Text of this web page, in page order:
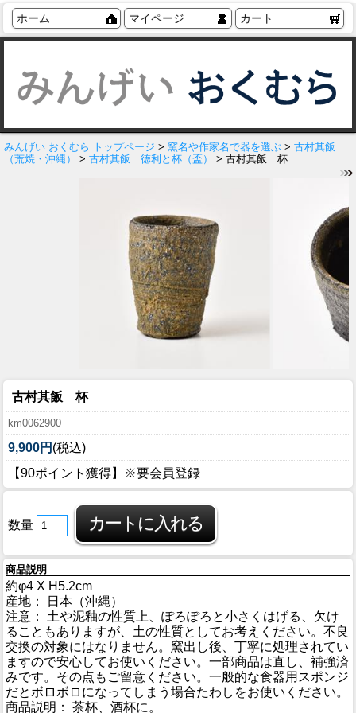
ホーム マイページ カート
みんげい おくむら トップページ > 窯名や作家名で器を選ぶ > 古村其飯
（荒焼・沖縄）
> 古村其飯 徳利と杯（盃） > 古村其飯 杯
古村其飯 杯
km0062900
9,900円 (税込)
【90ポイント獲得】※要会員登録
数量
商品説明
約φ4 X H5.2cm
産地： 日本（沖縄）
注意： 土や泥釉の性質上、ぽろぽろと小さくはげる、欠け
ることもありますが、土の性質としてお考えください。不良
交換の対象にはなりません。窯出し後、丁寧に処理されてい
ますので安心してお使いください。一部商品は直し、補強済
みです。その点もご留意ください。一般的な食器用スポンジ
だとボロボロになってしまう場合たわしをお使いください。
商品説明： 茶杯、酒杯に。